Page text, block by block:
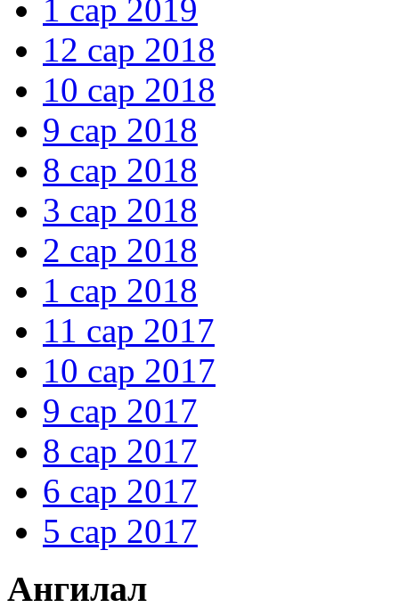
1 сар 2019
12 сар 2018
10 сар 2018
9 сар 2018
8 сар 2018
3 сар 2018
2 сар 2018
1 сар 2018
11 сар 2017
10 сар 2017
9 сар 2017
8 сар 2017
6 сар 2017
5 сар 2017
Ангилал